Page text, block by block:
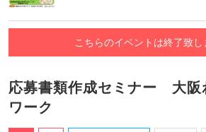
こちらのイベントは終了致し
応募書類作成セミナー 大阪
ワーク